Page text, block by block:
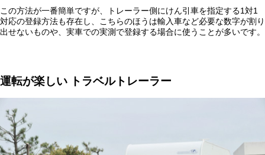
この方法が一番簡単ですが、トレーラー側にけん引車を指定する1対1
対応の登録方法も存在し、こちらのほうは輸入車など必要な数字が割り
出せないものや、実車での実測で登録する場合に使うことが多いです。
運転が楽しい トラベルトレーラー